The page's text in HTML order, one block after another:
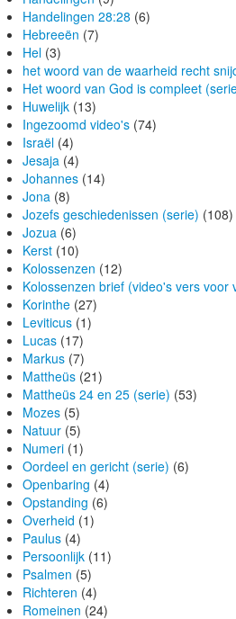
Handelingen 28:28 (6)
Hebreeën (7)
Hel (3)
het woord van de waarheid recht
Het woord van God is compleet
Huwelijk (13)
Ingezoomd video's (74)
Israël (4)
Jesaja (4)
Johannes (14)
Jona (8)
Jozefs geschiedenissen (serie) (108)
Jozua (6)
Kerst (10)
Kolossenzen (12)
Kolossenzen brief (video's vers voor
Korinthe (27)
Leviticus (1)
Lucas (17)
Markus (7)
Mattheüs (21)
Mattheüs 24 en 25 (serie) (53)
Mozes (5)
Natuur (5)
Numeri (1)
Oordeel en gericht (serie) (6)
Openbaring (4)
Opstanding (6)
Overheid (1)
Paulus (4)
Persoonlijk (11)
Psalmen (5)
Richteren (4)
Romeinen (24)